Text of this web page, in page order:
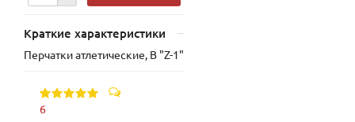
Краткие характеристики
Перчатки атлетические, B "Z-1"
6